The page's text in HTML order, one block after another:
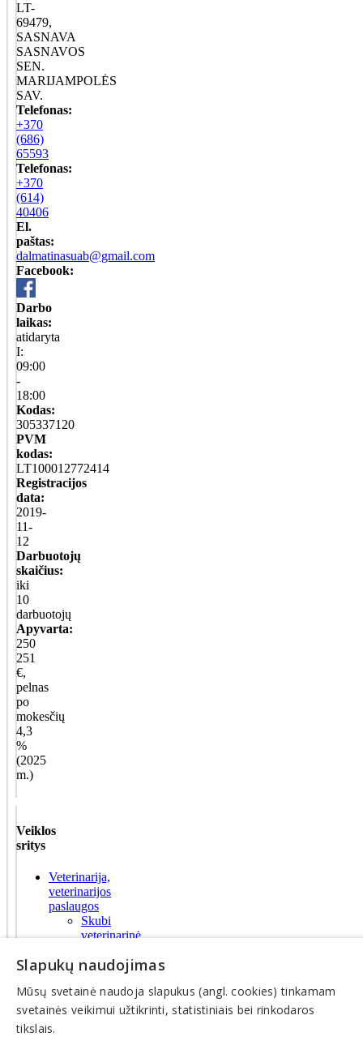
LT-
69479,
SASNAVA
SASNAVOS
SEN.
MARIJAMPOLĖS
SAV.
Telefonas:
+370
(686)
65593
Telefonas:
+370
(614)
40406
El.
paštas:
dalmatinasuab@gmail.com
Facebook:
Darbo
laikas:
atidaryta
I:
09:00
-
18:00
Kodas:
305337120
PVM
kodas:
LT100012772414
Registracijos
data:
2019-
11-
12
Darbuotojų
skaičius:
iki
10
darbuotojų
Apyvarta:
250
251
€,
pelnas
po
mokesčių
4,3
%
(2025
m.)
Veiklos
sritys
Veterinarija,
veterinarijos
paslaugos
Skubi
veterinarinė
Veterinarai,
paslaugos
Veterinarijos
Slapukų naudojimas
Mūsų svetainė naudoja slapukus (angl. cookies) tinkamam
svetainės veikimui užtikrinti, statistiniais bei rinkodaros
tikslais.